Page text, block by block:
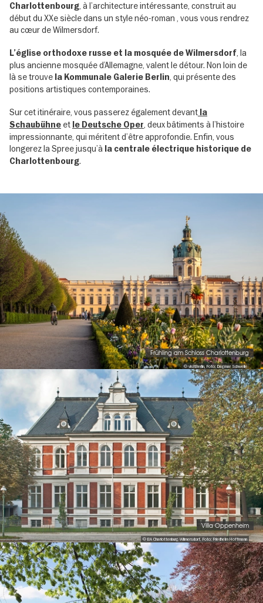
Charlottenbourg, à l’architecture intéressante, construit au
début du XXe siècle dans un style néo-roman , vous vous rendrez
au cœur de Wilmersdorf.
L’église orthodoxe russe et la mosquée de Wilmersdorf, la
plus ancienne mosquée d’Allemagne, valent le détour. Non loin de
là se trouve la Kommunale Galerie Berlin, qui présente des
positions artistiques contemporaines.
Sur cet itinéraire, vous passerez également devant la
Schaubühne et le Deutsche Oper, deux bâtiments à l’histoire
impressionnante, qui méritent d’être approfondie. Enfin, vous
longerez la Spree jusqu’à la centrale électrique historique de
Charlottenbourg.
gallery
© visitBerlin, Foto: Dagmar Schwelle
Frühling am Schloss Charlottenburg
© BA Charlottenburg-Wilmersdorf, Foto: Friedhelm Hoffmann
Villa Oppenheim